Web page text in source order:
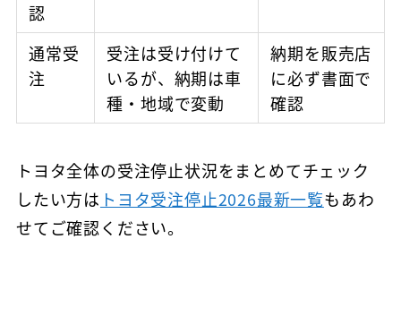
認
通常受
注
受注は受け付けて
いるが、納期は車
種・地域で変動
納期を販売店
に必ず書面で
確認
トヨタ全体の受注停止状況をまとめてチェック
したい方は トヨタ受注停止2026最新一覧もあわ
せてご確認ください。